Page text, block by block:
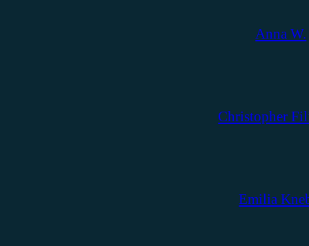
Anna W.
Christopher
Emilia